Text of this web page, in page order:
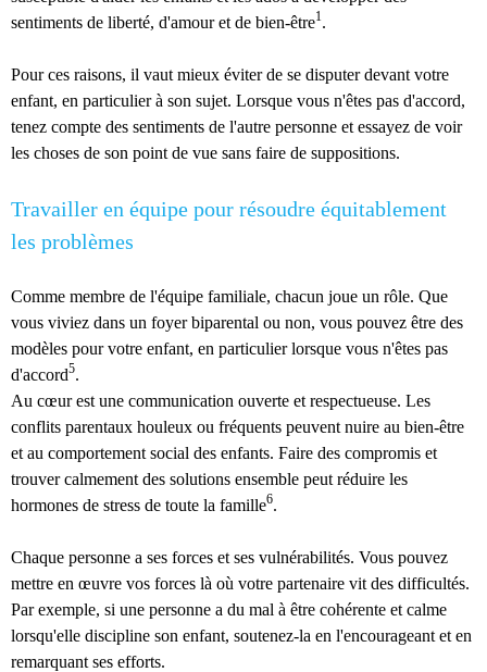
sentiments de liberté, d'amour et de bien-être1 .
Pour ces raisons, il vaut mieux éviter de se disputer devant votre
enfant, en particulier à son sujet. Lorsque vous n'êtes pas d'accord,
tenez compte des sentiments de l'autre personne et essayez de voir
les choses de son point de vue sans faire de suppositions.
Travailler en équipe pour résoudre équitablement
les problèmes
Comme membre de l'équipe familiale, chacun joue un rôle. Que
vous viviez dans un foyer biparental ou non, vous pouvez être des
modèles pour votre enfant, en particulier lorsque vous n'êtes pas
d'accord5.
Au cœur est une communication ouverte et respectueuse. Les
conflits parentaux houleux ou fréquents peuvent nuire au bien-être
et au comportement social des enfants. Faire des compromis et
trouver calmement des solutions ensemble peut réduire les
hormones de stress de toute la famille6.
Chaque personne a ses forces et ses vulnérabilités. Vous pouvez
mettre en œuvre vos forces là où votre partenaire vit des difficultés.
Par exemple, si une personne a du mal à être cohérente et calme
lorsqu'elle discipline son enfant, soutenez-la en l'encourageant et en
remarquant ses efforts.